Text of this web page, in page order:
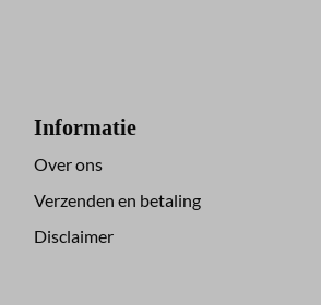
Informatie
Over ons
Verzenden en betaling
Disclaimer